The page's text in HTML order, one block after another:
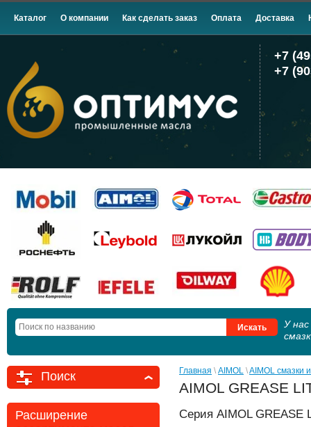
Каталог О компании Как сделать заказ Оплата Доставка
+7
+7
У
Поиск
Расширение
Главная \ AIMOL \ AIMOL смазки
AIMOL GREASE
Серия AIMOL GREASE